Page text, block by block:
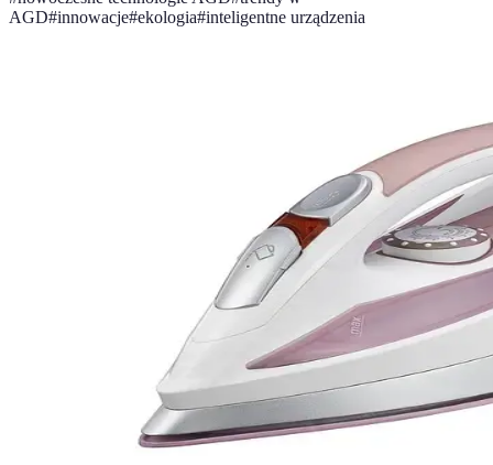
AGD#innowacje#ekologia#inteligentne urządzenia